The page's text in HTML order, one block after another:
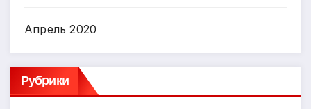
Апрель 2020
Рубрики